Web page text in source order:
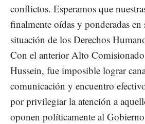
conflictos. Esperamos que
finalmente oídas y ponderadas
situación de los Derechos
Con el anterior Alto
Hussein, fue imposible lograr
comunicación y encuentro
por privilegiar la atención a
oponen políticamente al